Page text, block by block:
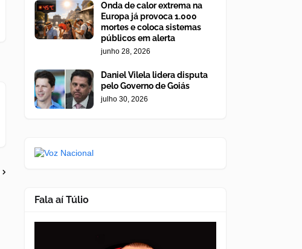
Onda de calor extrema na
Europa já provoca 1.000
mortes e coloca sistemas
públicos em alerta
junho 28, 2026
Daniel Vilela lidera disputa
pelo Governo de Goiás
julho 30, 2026
Fala aí Túlio